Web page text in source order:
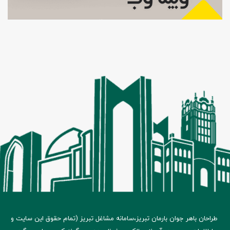
طراحان باهر جوان بارمان تبریز،سامانه مشاغل تبریز (تمام حقوق این سایت و